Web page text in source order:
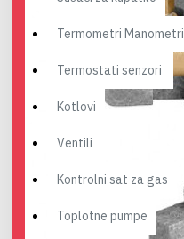
Termometri Manometri
Termostati senzori
Kotlovi
Ventili
Kontrolni sat za gas
Toplotne pumpe